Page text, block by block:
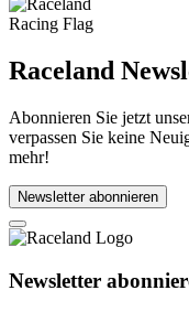
Raceland
Abonnieren Sie jetzt
verpassen Sie keine
mehr!
Newsletter abonnieren
Newsletter